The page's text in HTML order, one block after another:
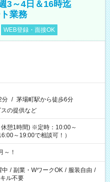
3～4日＆16時迄
業務
WEB登録・面接OK
分 / 茅場町駅から徒歩6分
の提供など
憩1時間) ※定時：10:00～
～19:00で相談可！）
～！
中 / 副業・WワークOK / 服装自由 /
ル不要